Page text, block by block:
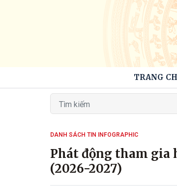
TRANG
DANH SÁCH TIN INFOGRAPHIC
Phát động tham gia
(2026-2027)